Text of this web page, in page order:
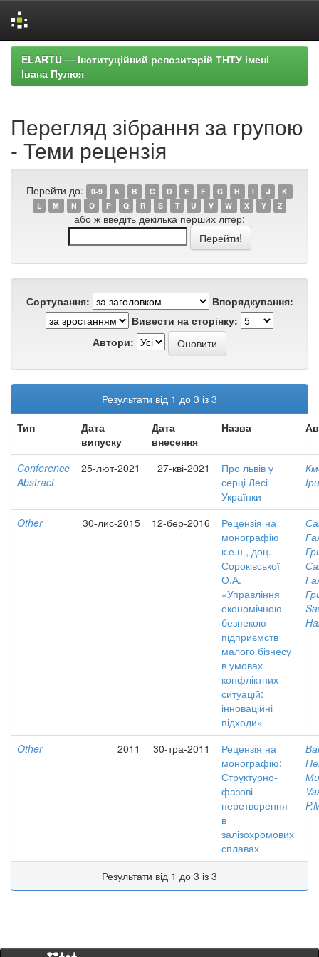
Skip
navigation
ELARTU — Інституційний репозитарій ТНТУ імені
Івана Пулюя
Перегляд зібрання за групою
- Теми рецензія
Перейти до: 0-9 A B C D E F G H I J
K
L
M N O P Q R S T U V W X Y Z
або ж введіть декілька перших літер:
Сортування:
Впорядкування:
Вивести на сторінку:
Автори:
Результати від 1 до 3 із 3
Тип
Дата
випуску
Дата
внесення
Назва
Conference
Abstract
25-лют-2021 27-кві-2021
Про львів у
серці Лесі
Українки
Other 30-лис-2015 12-бер-2016
Рецензія на
монографію
к.е.н., доц.
Сороківської
О.А.
«Управління
економічною
безпекою
підприємств
малого бізнесу
в умовах
конфліктних
ситуацій:
інноваційні
підходи»
Other 2011 30-тра-2011
Рецензія на
монографію:
Структурно-
фазові
перетворення
в
залізохромових
сплавах
Результати від 1 до 3 із 3